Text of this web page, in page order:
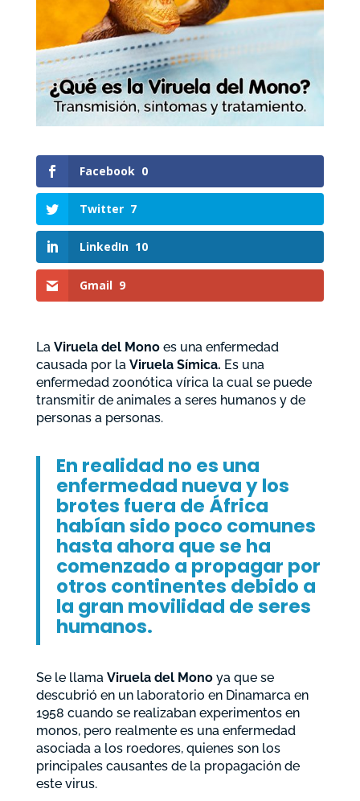
Facebook 0
Twitter 7
LinkedIn 10
Gmail 9
La Viruela del Monoes una enfermedad
causada por la Viruela Símica. Es una
enfermedad zoonótica vírica la cual se puede
transmitir de animales a seres humanos y de
personas a personas.
En realidad no es una
enfermedad nueva y los
brotes fuera de África
habían sido poco comunes
hasta ahora que se ha
comenzado a propagar por
otros continentes debido a
la gran movilidad de seres
humanos.
Se le llama Viruela del Monoya que se
descubrió en un laboratorio en Dinamarca en
1958 cuando se realizaban experimentos en
monos, pero realmente es una enfermedad
asociada a los roedores, quienes son los
principales causantes de la propagación de
este virus.